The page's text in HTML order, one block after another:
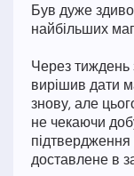
Був дуже
найбільших
Через тиждень
вирішив дати
знову, але
не чекаючи
доставлене в